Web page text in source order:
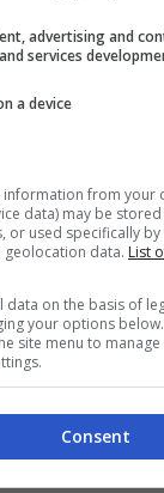
entrato in
secondo
e partita
advertising and
services
a device
from your
data) may be stored
or used specifically by
geolocation data. List
data on the basis of
your options
site menu to
Consent